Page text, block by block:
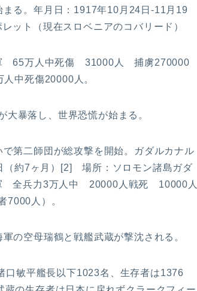
る。年月日：1917年10月24日-11月19
ット（現在スロベニアのコバリード）
65万人中死傷 31000人 捕虜270000
中死傷20000人。
暴落し、世界恐慌が始まる。
第二師団が総攻撃を開始。ガダルカナル
約7ヶ月）[2] 場所：ソロモン諸島ガダ
全兵力3万人中 20000人戦死 10000人
人）。
の空母瑞鶴と戦艦武蔵が撃沈される。
口敏平艦長以下1023名、生存者は1376